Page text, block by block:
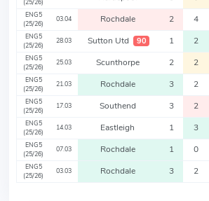
(25/26)
ENG5
(25/26)
03.04 Rochdale 2 4
ENG5
(25/26)
28.03 Sutton Utd 90 1 2
ENG5
(25/26)
25.03 Scunthorpe 2 2
ENG5
(25/26)
21.03 Rochdale 3 2
ENG5
(25/26)
17.03 Southend 3 2
ENG5
(25/26)
14.03 Eastleigh 1 3
ENG5
(25/26)
07.03 Rochdale 1 0
ENG5
(25/26)
03.03 Rochdale 3 2